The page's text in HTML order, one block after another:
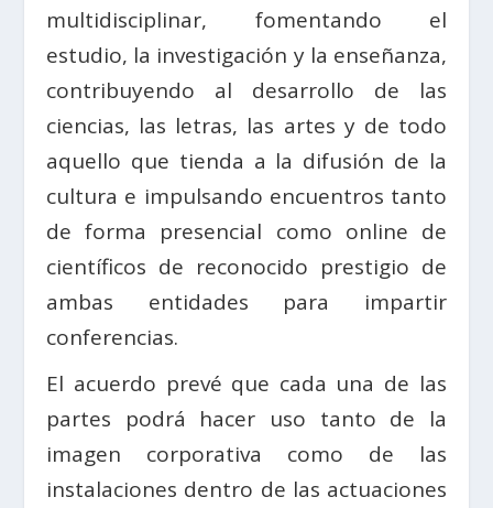
multidisciplinar, fomentando el
estudio, la investigación y la enseñanza,
contribuyendo al desarrollo de las
ciencias, las letras, las artes y de todo
aquello que tienda a la difusión de la
cultura e impulsando encuentros tanto
de forma presencial como online de
científicos de reconocido prestigio de
ambas entidades para impartir
conferencias.
El acuerdo prevé que cada una de las
partes podrá hacer uso tanto de la
imagen corporativa como de las
instalaciones dentro de las actuaciones